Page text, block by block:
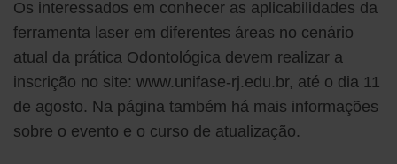
Os interessados em conhecer as aplicabilidades da
ferramenta laser em diferentes áreas no cenário
atual da prática Odontológica devem realizar a
inscrição no site: www.unifase-rj.edu.br, até o dia 11
de agosto. Na página também há mais informações
sobre o evento e o curso de atualização.